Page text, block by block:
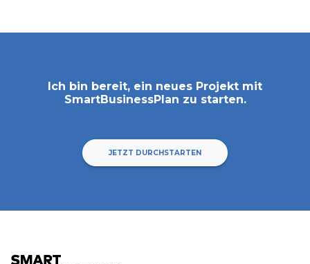
Ich bin bereit, ein neues Projekt mit
SmartBusinessPlan zu starten.
JETZT DURCHSTARTEN